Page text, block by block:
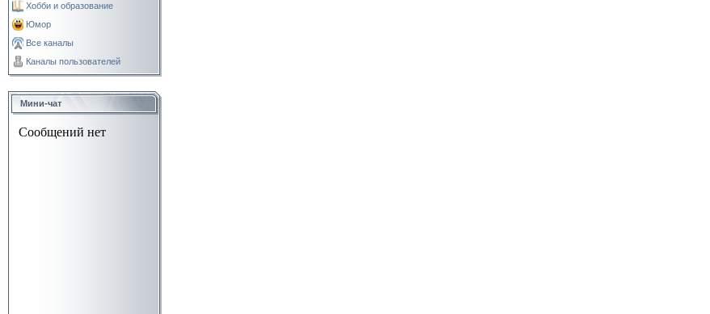
Хобби и образование
Юмор
Все каналы
Каналы пользователей
Мини-чат